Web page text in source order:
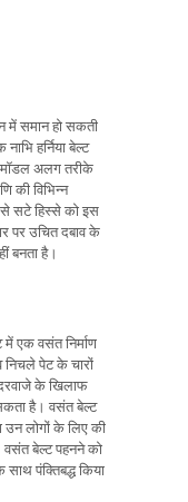
में समान हो सकती
हर्निया बेल्ट
मॉडल अलग तरीके
की विभिन्न
से सटे हिस्से को इस
पर उचित दबाव के
बनता है।
में एक वसंत निर्माण
निचले पेट के चारों
के खिलाफ
है। वसंत बेल्ट
उन लोगों के लिए की
वसंत बेल्ट पहनने को
पंक्तिबद्ध किया